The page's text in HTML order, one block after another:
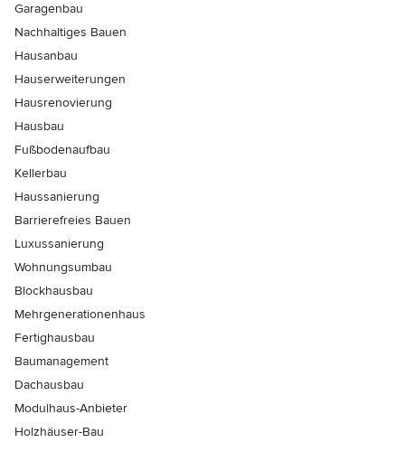
Garagenbau
Nachhaltiges Bauen
Hausanbau
Hauserweiterungen
Hausrenovierung
Hausbau
Fußbodenaufbau
Kellerbau
Haussanierung
Barrierefreies Bauen
Luxussanierung
Wohnungsumbau
Blockhausbau
Mehrgenerationenhaus
Fertighausbau
Baumanagement
Dachausbau
Modulhaus-Anbieter
Holzhäuser-Bau